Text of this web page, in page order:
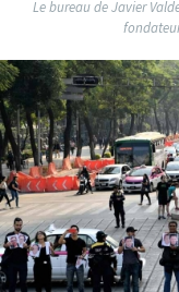
Le bureau de Javier